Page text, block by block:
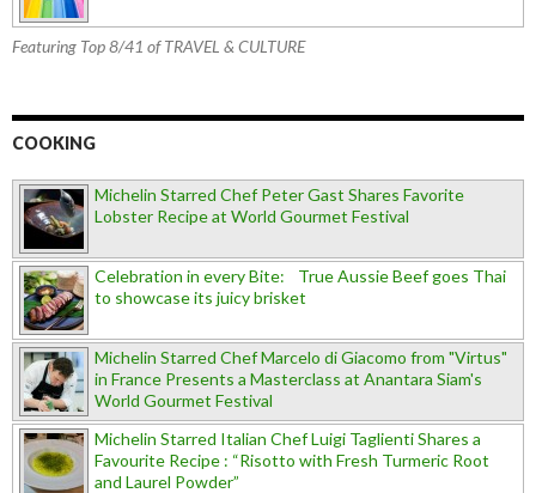
Featuring Top 8/41 of TRAVEL & CULTURE
COOKING
Michelin Starred Chef Peter Gast Shares Favorite
Lobster Recipe at World Gourmet Festival
Celebration in every Bite: True Aussie Beef goes Thai
to showcase its juicy brisket
Michelin Starred Chef Marcelo di Giacomo from "Virtus"
in France Presents a Masterclass at Anantara Siam's
World Gourmet Festival
Michelin Starred Italian Chef Luigi Taglienti Shares a
Favourite Recipe : “Risotto with Fresh Turmeric Root
and Laurel Powder”